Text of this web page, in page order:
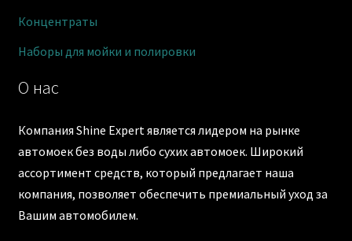
О нас
Компания Shine Expert является лидером на рынке
автомоек без воды либо сухих автомоек. Широкий
ассортимент средств, который предлагает наша
компания, позволяет обеспечить премиальный уход за
Вашим автомобилем.
Концентраты
Наборы для мойки и полировки